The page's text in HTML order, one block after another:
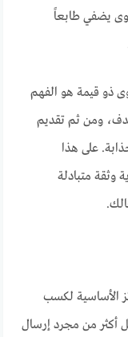
يضفي طابعاً
ذو قيمة هو الفهم
ومن ثم تقديم
على هذا
وثقة متبادلة
الأساسية لكسب
أكثر من مجرد إرسال